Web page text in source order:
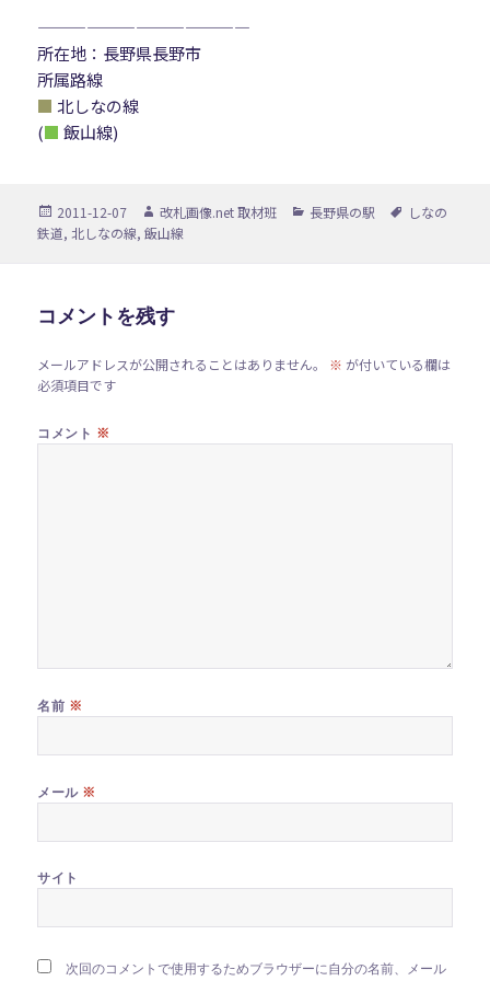
—————————————
所在地：長野県長野市
所属路線
■北しなの線
(■ 飯山線)
投
稿
2011-12-07
作
成
改札画像.net 取材班
カ
長野県の駅
タ
しなの
鉄道, 北しなの線,飯山線
コメントを残す
メールアドレスが公開されることはありません。 ※ が付いている欄は
必須項目です
コメント ※
名前 ※
メール ※
サイト
次回のコメントで使用するためブラウザーに自分の名前、メール